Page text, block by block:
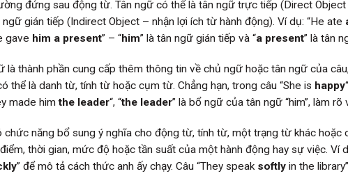
đứng sau động từ. Tân ngữ có thể là tân ngữ trực tiếp (Direct
gián tiếp (Indirect Object – nhận lợi ích từ hành động). Ví dụ: “He ate
gave him a present” – “him” là tân ngữ gián tiếp và “a present” là tân
là thành phần cung cấp thêm thông tin về chủ ngữ hoặc tân ngữ của
thể là danh từ, tính từ hoặc cụm từ. Chẳng hạn, trong câu “She is happy
made himthe leader“, “the leader” là bổ ngữ của tân ngữ “him”, làm
chức năng bổ sung ý nghĩa cho động từ, tính từ, một trạng từ khác hoặc
thời gian, mức độ hoặc tần suất của một hành động hay sự việc. Ví
” để mô tả cách thức anh ấy chạy. Câu “They speak softly in the